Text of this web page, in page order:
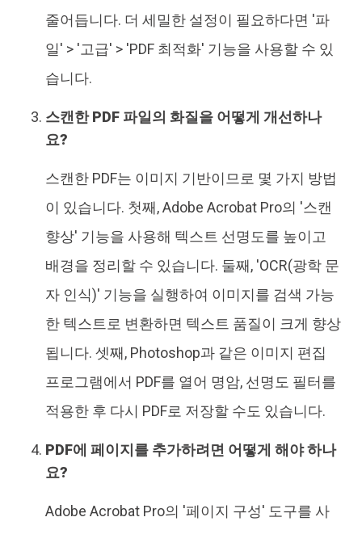
줄어듭니다. 더 세밀한 설정이 필요하다면 '파
일' > '고급' > 'PDF 최적화' 기능을 사용할 수 있
습니다.
스캔한 PDF 파일의 화질을 어떻게 개선하나
요?
스캔한 PDF는 이미지 기반이므로 몇 가지 방법
이 있습니다. 첫째, Adobe Acrobat Pro의 '스캔
향상' 기능을 사용해 텍스트 선명도를 높이고
배경을 정리할 수 있습니다. 둘째, 'OCR(광학 문
자 인식)' 기능을 실행하여 이미지를 검색 가능
한 텍스트로 변환하면 텍스트 품질이 크게 향상
됩니다. 셋째, Photoshop과 같은 이미지 편집
프로그램에서 PDF를 열어 명암, 선명도 필터를
적용한 후 다시 PDF로 저장할 수도 있습니다.
PDF에 페이지를 추가하려면 어떻게 해야 하나
요?
Adobe Acrobat Pro의 '페이지 구성' 도구를 사